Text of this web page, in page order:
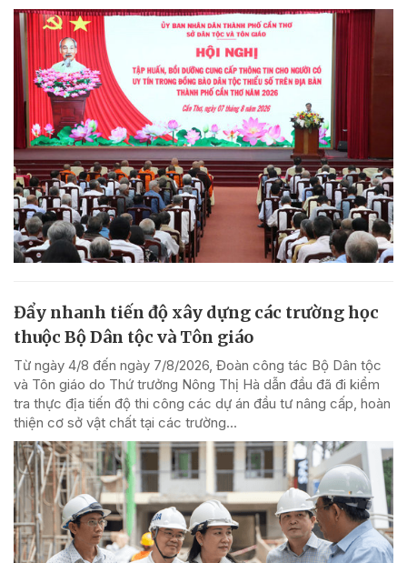
Đẩy nhanh tiến độ xây dựng các trường học
thuộc Bộ Dân tộc và Tôn giáo
Từ ngày 4/8 đến ngày 7/8/2026, Đoàn công tác Bộ Dân tộc
và Tôn giáo do Thứ trưởng Nông Thị Hà dẫn đầu đã đi kiểm
tra thực địa tiến độ thi công các dự án đầu tư nâng cấp, hoàn
thiện cơ sở vật chất tại các trường...